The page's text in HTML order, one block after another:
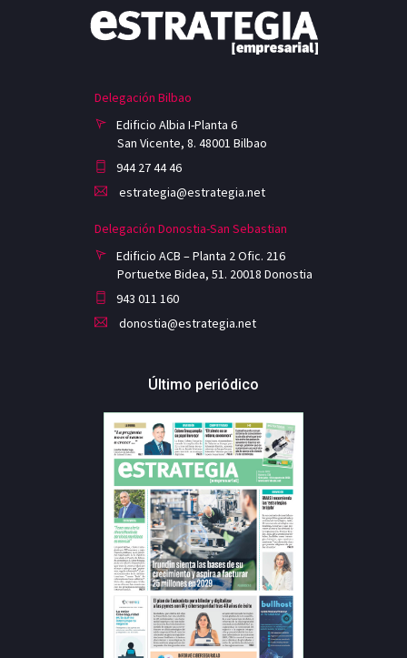
Delegación Bilbao
Edificio Albia I-Planta 6
San Vicente, 8. 48001 Bilbao
944 27 44 46
estrategia@estrategia.net
Delegación Donostia-San Sebastian
Edificio ACB – Planta 2 Ofic. 216
Portuetxe Bidea, 51. 20018 Donostia
943 011 160
donostia@estrategia.net
Último periódico